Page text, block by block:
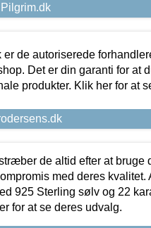
er de autoriserede
Det er din garanti for at
produkter. Klik her for at
de altid efter at bruge
med deres kvalitet.
925 Sterling sølv og 22
for at se deres udvalg.